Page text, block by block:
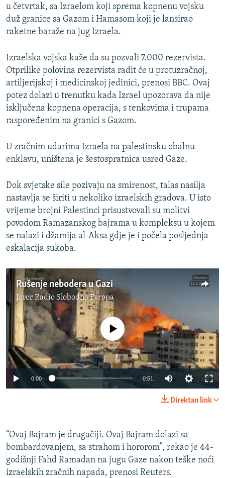
POST SCRIPTUM
MOJA EVROPA
SVE KARTE DEJTONA
NASTANAK I RASPAD JUGOSLAVIJE
720p 1080p
1080p
u četvrtak, sa Izraelom koji sprema kopnenu vojsku
duž granice sa Gazom i Hamasom koji je lansirao
raketne baraže na jug Izraela.
Izraelska vojska kaže da su pozvali 7.000 rezervista.
Otprilike polovina rezervista radit će u protuzračnoj,
artiljerijskoj i medicinskoj jedinici, prenosi BBC. Ovaj
potez dolazi u trenutku kada Izrael upozorava da nije
isključena kopnena operacija, s tenkovima i trupama
raspoređenim na granici s Gazom.
U zračnim udarima Izraela na palestinsku obalnu
enklavu, uništena je šestospratnica usred Gaze.
Dok svjetske sile pozivaju na smirenost, talas nasilja
nastavlja se širiti u nekoliko izraelskih gradova. U isto
vrijeme brojni Palestinci prisustvovali su molitvi
povodom Ramazanskog bajrama u kompleksu u kojem
se nalazi i džamija al-Aksa gdje je i počela posljednja
eskalacija sukoba.
Rušenje nebodera u Gazi
IzvorRadio Slobodna Evropa
720p 1080p
No media source currently available
0:00 0:51
720p
1080p
Direktan link
“Ovaj Bajram je drugačiji. Ovaj Bajram dolazi sa
bombardovanjem, sa strahom i hororom”, rekao je 44-
godišnji Fahd Ramadan na jugu Gaze nakon teške noći
izraelskih zračnih napada, prenosi Reuters.